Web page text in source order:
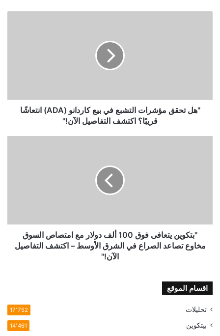
انتعاشًا
قريبًا؟
"هل تحقق مؤشرات التشبع في بيع كاردانو (ADA) انتعاشًا
قريبًا؟ اكتشف التفاصيل الآن!"
السوق
مخاوع
تصاعد
الأوسط
–
اكتشف
الآن!"
"بتكوين يتعافى فوق 100 ألف دولار مع امتصاص السوق
مخاوع تصاعد الصراع في الشرق الأوسط – اكتشف التفاصيل
الآن!"
اقسام الموقع
تحليلات 17٬752
بيتكوين 14٬461